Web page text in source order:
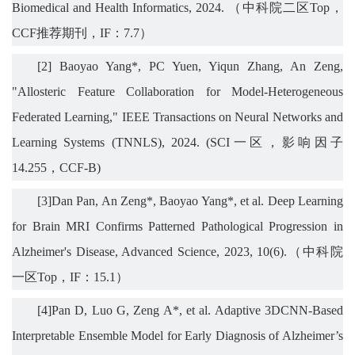
Biomedical and Health Informatics, 2024. （中科院二区Top，
CCF推荐期刊， IF ： 7.7）
[2] Baoyao Yang*, PC Yuen, Yiqun Zhang, An Zeng,
"Allosteric Feature Collaboration for Model-Heterogeneous
Federated Learning," IEEE Transactions on Neural Networks and
Learning Systems (TNNLS), 2024. (SCI 一区，影响因子
14.255 ， CCF-B)
[3]Dan Pan, An Zeng*, Baoyao Yang*, et al. Deep Learning
for Brain MRI Confirms Patterned Pathological Progression in
Alzheimer's Disease, Advanced Science, 2023, 10(6). （中科院
一区Top ， IF ： 15.1 ）
[4]Pan D, Luo G, Zeng A*, et al. Adaptive 3DCNN-Based
Interpretable Ensemble Model for Early Diagnosis of Alzheimer’s